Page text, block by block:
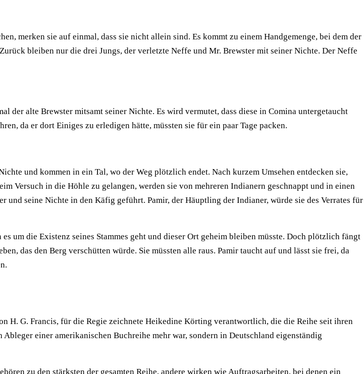
merken sie auf einmal, dass sie nicht allein sind. Es kommt zu einem Handgemenge, bei dem der
bleiben nur die drei Jungs, der verletzte Neffe und Mr. Brewster mit seiner Nichte. Der Neffe
der alte Brewster mitsamt seiner Nichte. Es wird vermutet, dass diese in Comina untergetaucht
da er dort Einiges zu erledigen hätte, müssten sie für ein paar Tage packen.
und kommen in ein Tal, wo der Weg plötzlich endet. Nach kurzem Umsehen entdecken sie,
Versuch in die Höhle zu gelangen, werden sie von mehreren Indianern geschnappt und in einen
seine Nichte in den Käfig geführt. Pamir, der Häuptling der Indianer, würde sie des Verrates für
um die Existenz seines Stammes geht und dieser Ort geheim bleiben müsste. Doch plötzlich fängt
das den Berg verschütten würde. Sie müssten alle raus. Pamir taucht auf und lässt sie frei, da
H. G. Francis, für die Regie zeichnete Heikedine Körting verantwortlich, die die Reihe seit ihren
einer amerikanischen Buchreihe mehr war, sondern in Deutschland eigenständig
zu den stärksten der gesamten Reihe, andere wirken wie Auftragsarbeiten, bei denen ein